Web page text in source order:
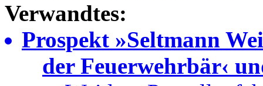
Verwandtes:
Prospekt »Seltmann
der Feuerwehrbär‹